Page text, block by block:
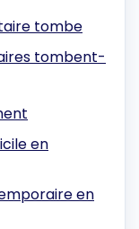
tombe
tombent-
en
en